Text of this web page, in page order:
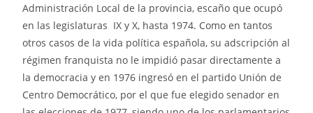
Administración Local de la provincia, escaño que ocupó
en las legislaturas IX y X, hasta 1974. Como en tantos
otros casos de la vida política española, su adscripción al
régimen franquista no le impidió pasar directamente a
la democracia y en 1976 ingresó en el partido Unión de
Centro Democrático, por el que fue elegido senador en